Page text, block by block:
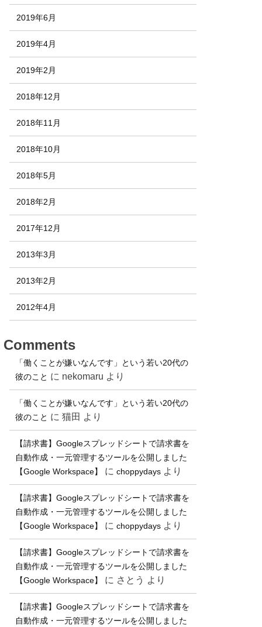
2019年6月
2019年4月
2019年2月
2018年12月
2018年11月
2018年10月
2018年5月
2018年2月
2017年12月
2013年3月
2013年2月
2012年4月
Comments
「働くことが嫌いなんです」という若い20代の
彼のこと に nekomaru より
「働くことが嫌いなんです」という若い20代の
彼のこと に 猫田 より
【請求書】Googleスプレッドシートで請求書を
自動作成・一元管理するツールを公開しました
【Google Workspace】
に choppydays より
【請求書】Googleスプレッドシートで請求書を
自動作成・一元管理するツールを公開しました
【Google Workspace】
に choppydays より
【請求書】Googleスプレッドシートで請求書を
自動作成・一元管理するツールを公開しました
【Google Workspace】
に さとう より
【請求書】Googleスプレッドシートで請求書を
自動作成・一元管理するツールを公開しました